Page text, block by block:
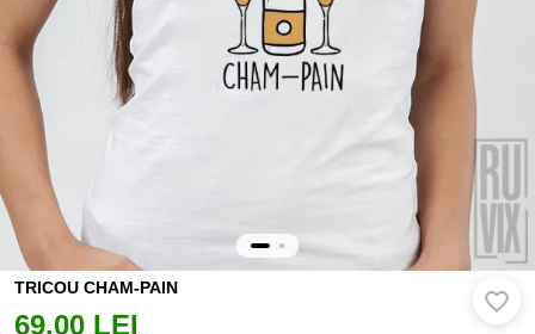
TRICOU CHAM-PAIN
69.00 LEI